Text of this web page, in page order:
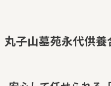
丸子山墓苑永代供